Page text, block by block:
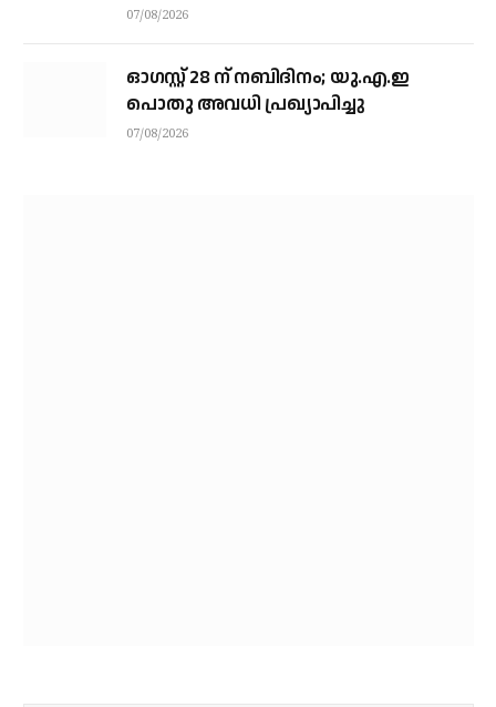
07/08/2026
ഓഗസ്റ്റ് 28 ന് നബിദിനം; യു.എ.ഇ
പൊതു അവധി പ്രഖ്യാപിച്ചു
07/08/2026